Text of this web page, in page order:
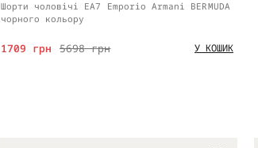
Шорти чоловічі EA7 Emporio Armani BERMUDA
чорного кольору
5698 грн
1709 грн У КОШИК